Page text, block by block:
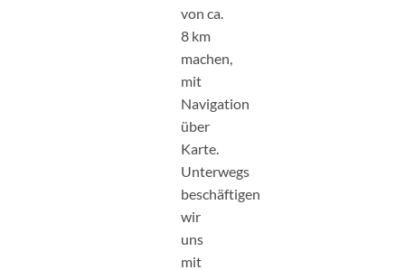
von ca.
8 km
machen,
mit
Navigation
über
Karte.
Unterwegs
beschäftigen
wir
uns
mit